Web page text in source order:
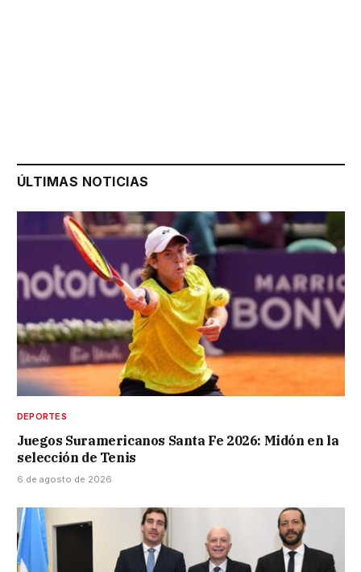
ÚLTIMAS NOTICIAS
DEPORTES
Juegos Suramericanos Santa Fe 2026: Midón en la
selección de Tenis
6 de agosto de 2026